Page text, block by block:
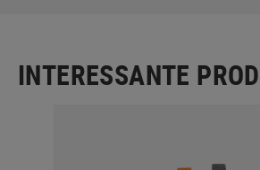
INTERESSANTE